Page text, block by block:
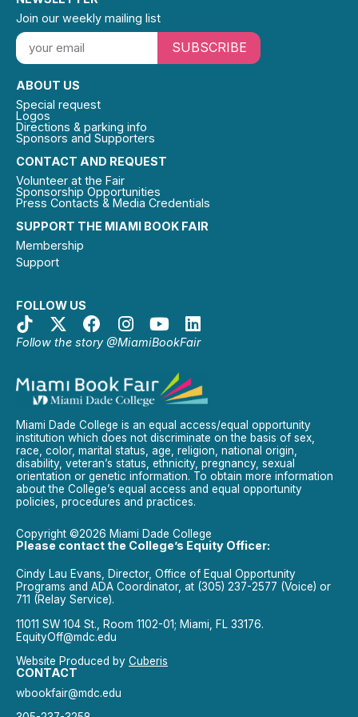
SUPPORT THE MIAMI BOOK FAIR
Membership
Support
FOLLOW US
Follow the story @MiamiBookFair
CONTACT AND REQUEST
Volunteer at the Fair
Sponsorship Opportunities
Press Contacts & Media Credentials
ABOUT US
Special request
Logos
Directions & parking info
Sponsors and Supporters
Join our weekly mailing list
SUBSCRIBE
Miami Dade College is an equal access/equal opportunity
institution which does not discriminate on the basis of sex,
race, color, marital status, age, religion, national origin,
disability, veteran’s status, ethnicity, pregnancy, sexual
orientation or genetic information. To obtain more information
about the College’s equal access and equal opportunity
policies, procedures and practices.
Copyright ©2026 Miami Dade College
Please contact the College’s Equity Officer:
Cindy Lau Evans, Director, Office of Equal Opportunity
Programs and ADA Coordinator, at (305) 237-2577 (Voice) or
711 (Relay Service).
11011 SW 104 St., Room 1102-01; Miami, FL 33176.
EquityOff@mdc.edu
Website Produced by Cuberis
CONTACT
wbookfair@mdc.edu